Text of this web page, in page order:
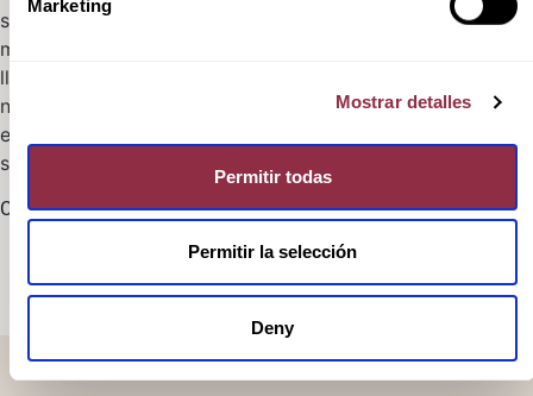
Marketing
Mostrar detalles
Permitir todas
Permitir la selección
Deny
si deseas tener un trato
mucho más personalizado,
llama al 680 599 699 y
nuestros compañeros
encontrarán tu vivienda
soñada en costa ESURI.
Contacta con nosotros